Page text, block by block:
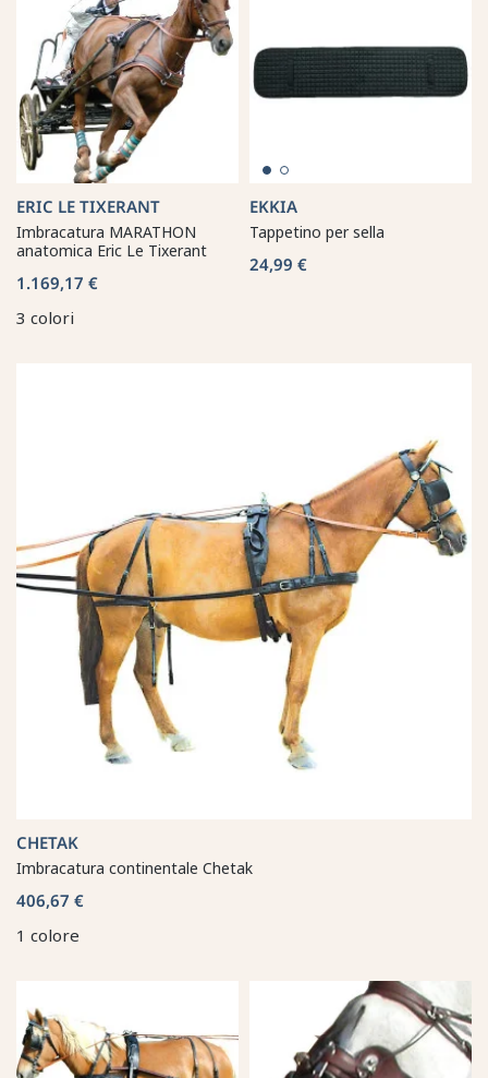
ERIC LE TIXERANT
Imbracatura MARATHON
anatomica Eric Le Tixerant
1.169,17 €
3 colori
EKKIA
Tappetino per sella
24,99 €
CHETAK
Imbracatura continentale Chetak
406,67 €
1 colore